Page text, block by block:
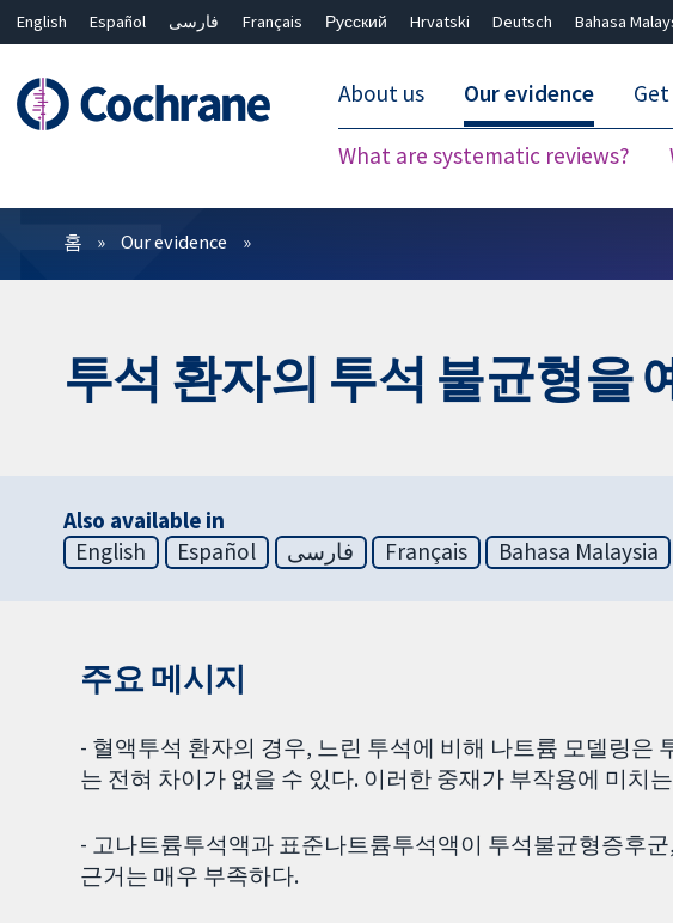
English Español فارسی Français Русский Hrvatski Deutsch Bahasa
About us Our evidence
What are systematic reviews?
필터
홈 Our evidence
투석 환자의 투석 불균형을
Also available in
English
Español فارسی Français Bahasa Malaysia
주요 메시지
- 혈액투석 환자의 경우, 느린 투석에 비해 나트륨 모델링은
는 전혀 차이가 없을 수 있다. 이러한 중재가 부작용에 미치
- 고나트륨투석액과 표준나트륨투석액이 투석불균형증후
근거는 매우 부족하다.